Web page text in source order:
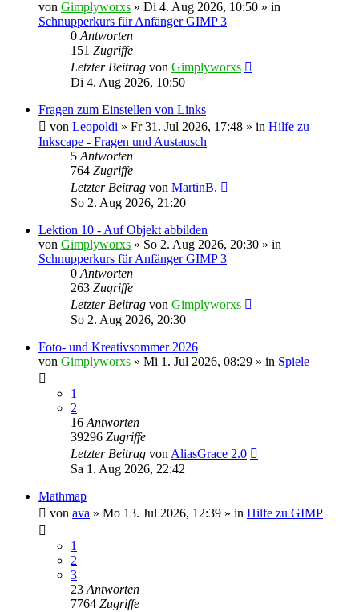
von Gimplyworxs » Di 4. Aug 2026, 10:50 » in
Schnupperkurs für Anfänger GIMP 3
0 Antworten
151 Zugriffe
Letzter Beitrag von Gimplyworxs
Di 4. Aug 2026, 10:50
Fragen zum Einstellen von Links
von Leopoldi » Fr 31. Jul 2026, 17:48 » in Hilfe zu
Inkscape - Fragen und Austausch
5 Antworten
764 Zugriffe
Letzter Beitrag von MartinB.
So 2. Aug 2026, 21:20
Lektion 10 - Auf Objekt abbilden
von Gimplyworxs » So 2. Aug 2026, 20:30 » in
Schnupperkurs für Anfänger GIMP 3
0 Antworten
263 Zugriffe
Letzter Beitrag von Gimplyworxs
So 2. Aug 2026, 20:30
Foto- und Kreativsommer 2026
von Gimplyworxs » Mi 1. Jul 2026, 08:29 » in Spiele
1
2
16 Antworten
39296 Zugriffe
Letzter Beitrag von AliasGrace 2.0
Sa 1. Aug 2026, 22:42
Mathmap
von ava » Mo 13. Jul 2026, 12:39 » in Hilfe zu GIMP
1
2
3
23 Antworten
7764 Zugriffe